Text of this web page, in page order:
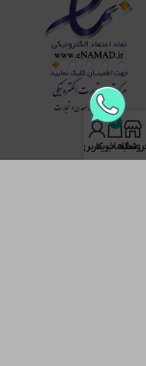
تمامی حقوق برای
0
سبد خرید
حساب کاربری من